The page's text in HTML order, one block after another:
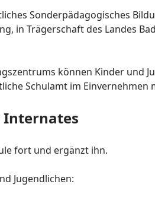
Sonderpädagogisches
in Trägerschaft des Landes
können Kinder und
Schulamt im Einvernehmen
Internates
fort und ergänzt ihn.
Jugendlichen: